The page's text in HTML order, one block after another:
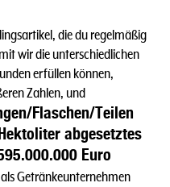
die du regelmäßig
wir die unterschiedlichen
erfüllen können,
Zahlen, und
Flaschen/Teilen
abgesetztes
Euro
Getränkeunternehmen